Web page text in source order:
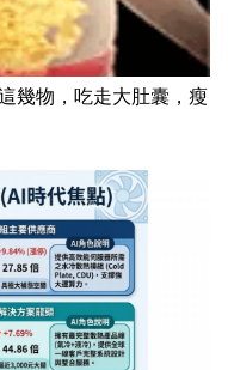
幾物，吃走大肚囊，瘦